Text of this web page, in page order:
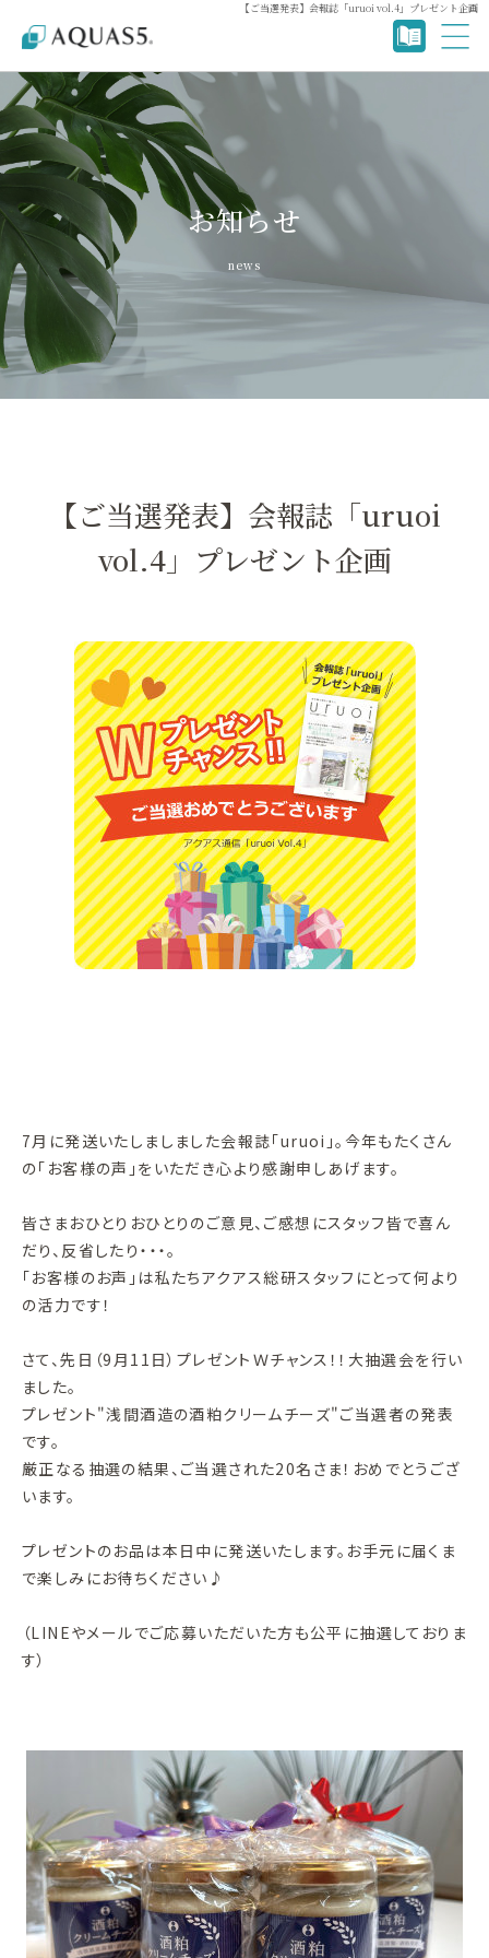
【ご当選発表】会報誌「uruoi vol.4」プレゼント企画
お知らせ
news
【ご当選発表】会報誌「uruoi
vol.4」プレゼント企画
7月に発送いたしましました会報誌「uruoi」。今年もたくさん
の「お客様の声」をいただき心より感謝申しあげます。
皆さまおひとりおひとりのご意見、ご感想にスタッフ皆で喜ん
だり、反省したり・・・。
「お客様のお声」は私たちアクアス総研スタッフにとって何より
の活力です！
さて、先日（9月11日）プレゼントＷチャンス！！大抽選会を行い
ました。
プレゼント"浅間酒造の酒粕クリームチーズ"ご当選者の発表
です。
厳正なる抽選の結果、ご当選された20名さま！おめでとうござ
います。
プレゼントのお品は本日中に発送いたします。お手元に届くま
で楽しみにお待ちください♪
（LINEやメールでご応募いただいた方も公平に抽選しておりま
す）